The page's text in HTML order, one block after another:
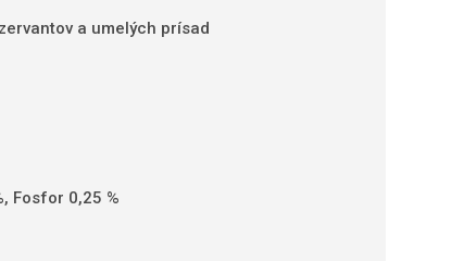
a umelých prísad
Fosfor 0,25 %